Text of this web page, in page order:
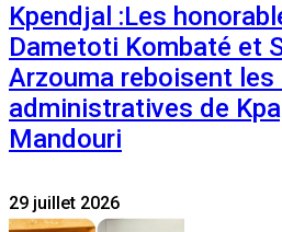
Kpendjal :Les
Dametoti Kombaté et
Arzouma reboisent les
administratives de
Mandouri
29 juillet 2026